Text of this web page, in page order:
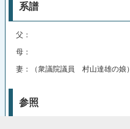
系譜
父：
母：
妻：（衆議院議員 村山達雄の娘）
参照